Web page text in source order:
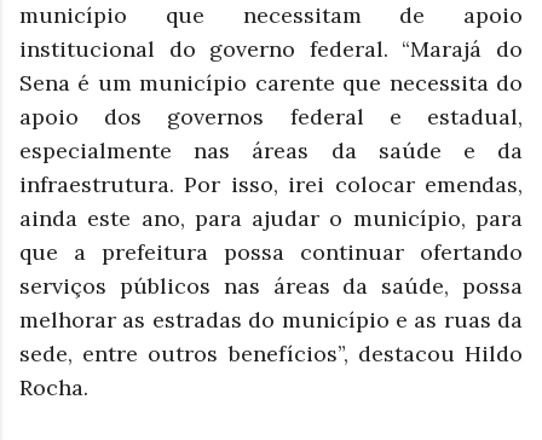
município que necessitam de apoio
institucional do governo federal. “Marajá do
Sena é um município carente que necessita do
apoio dos governos federal e estadual,
especialmente nas áreas da saúde e da
infraestrutura. Por isso, irei colocar emendas,
ainda este ano, para ajudar o município, para
que a prefeitura possa continuar ofertando
serviços públicos nas áreas da saúde, possa
melhorar as estradas do município e as ruas da
sede, entre outros benefícios”, destacou Hildo
Rocha.